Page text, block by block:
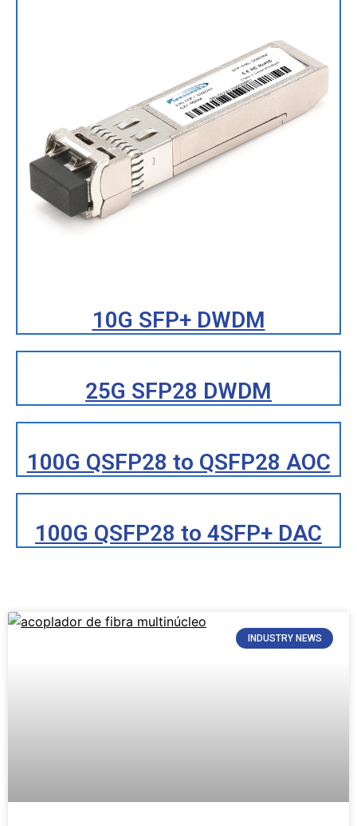
10G SFP+ DWDM
25G SFP28 DWDM
100G QSFP28 to QSFP28 AOC
100G QSFP28 to 4SFP+ DAC
INDUSTRY NEWS